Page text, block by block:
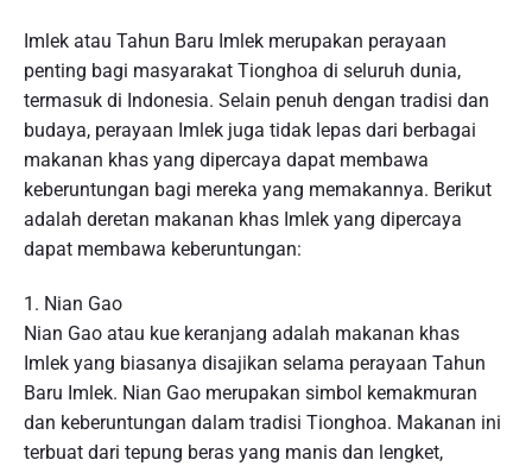
Imlek atau Tahun Baru Imlek merupakan perayaan
penting bagi masyarakat Tionghoa di seluruh dunia,
termasuk di Indonesia. Selain penuh dengan tradisi dan
budaya, perayaan Imlek juga tidak lepas dari berbagai
makanan khas yang dipercaya dapat membawa
keberuntungan bagi mereka yang memakannya. Berikut
adalah deretan makanan khas Imlek yang dipercaya
dapat membawa keberuntungan:
1. Nian Gao
Nian Gao atau kue keranjang adalah makanan khas
Imlek yang biasanya disajikan selama perayaan Tahun
Baru Imlek. Nian Gao merupakan simbol kemakmuran
dan keberuntungan dalam tradisi Tionghoa. Makanan ini
terbuat dari tepung beras yang manis dan lengket,